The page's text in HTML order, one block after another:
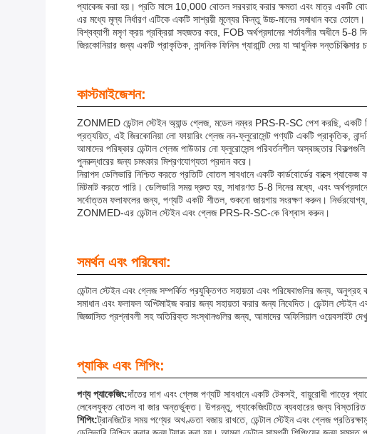
প্যাকেজ করা হয়। প্রতি মাসে 10,000 বোতল সরবরাহ করার ক্ষমতা এবং মাত্র একটি
এর মধ্যে মূল্য নির্ধারণ এটিকে একটি সাশ্রয়ী মূল্যের কিন্তু উচ্চ-মানের সমাধান করে তোলে।
বিশ্বব্যাপী মসৃণ ক্রয় প্রক্রিয়া সহজতর করে, FOB অর্থপ্রদানের শর্তাবলীর অধীনে 5-8
জিরকোনিয়ার জন্য একটি প্রাকৃতিক, নান্দনিক ফিনিস গ্যারান্টি দেয় যা আধুনিক দন্তচিকিত্সার
কাস্টমাইজেশন:
ZONMED ডেন্টাল স্টেইন অ্যান্ড গ্লেজ, মডেল নম্বর PRS-R-SC পেশ করছি, একটি
প্রত্যয়িত, এই জিরকোনিয়া লো ফায়ারিং গ্লেজ নন-ফ্লুরোসেন্ট পণ্যটি একটি প্রাকৃতিক,
আমাদের পরিষ্কার ডেন্টাল গ্লেজ পাউডার নো ফ্লুরোসেন্স পরিবর্তনশীল অস্বচ্ছতার
পুনরুদ্ধারের জন্য চমৎকার মিশ্রণযোগ্যতা প্রদান করে।
নিরাপদ ডেলিভারি নিশ্চিত করতে প্রতিটি বোতল সাবধানে একটি কার্ডবোর্ডের বাক্সে
মিটমাট করতে পারি। ডেলিভারি সময় দ্রুত হয়, সাধারণত 5-8 দিনের মধ্যে, এবং
সর্বোত্তম ফলাফলের জন্য, পণ্যটি একটি শীতল, শুকনো জায়গায় সংরক্ষণ করুন। নির্ভরযোগ্য,
ZONMED-এর ডেন্টাল স্টেইন এবং গ্লেজ PRS-R-SC-কে বিশ্বাস করুন।
সমর্থন এবং পরিষেবা:
ডেন্টাল স্টেইন এবং গ্লেজ সম্পর্কিত প্রযুক্তিগত সহায়তা এবং পরিষেবাগুলির জন্য,
সমাধান এবং ফলাফল অপ্টিমাইজ করার জন্য সহায়তা করার জন্য নিবেদিত। ডেন্টাল স্টেইন
জিজ্ঞাসিত প্রশ্নাবলী সহ অতিরিক্ত সংস্থানগুলির জন্য, আমাদের অফিসিয়াল ওয়েবসাইট
প্যাকিং এবং শিপিং:
পণ্য প্যাকেজিং:দাঁতের দাগ এবং গ্লেজ পণ্যটি সাবধানে একটি টেকসই, বায়ুরোধী পাত্রে
লেবেলযুক্ত বোতল বা জার অন্তর্ভুক্ত। উপরন্তু, প্যাকেজিংটিতে ব্যবহারের জন্য বিস্তারিত
শিপিং:ট্রানজিটের সময় পণ্যের অখণ্ডতা বজায় রাখতে, ডেন্টাল স্টেইন এবং গ্লেজ